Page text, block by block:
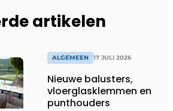
artikelen
ALGEMEEN 17 JULI 2026
Nieuwe balusters,
vloerglasklemmen en
punthouders